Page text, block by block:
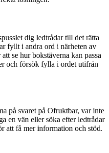
dig ledtrådar till det rätta
fyllt i andra ord i närheten av
se hur bokstäverna kan passa
och försök fylla i ordet utifrån
på svaret på Ofruktbar, var inte
en vän eller söka efter ledtrådar
att få mer information och stöd.